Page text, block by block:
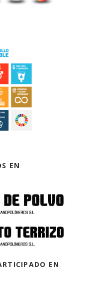
EN
EN